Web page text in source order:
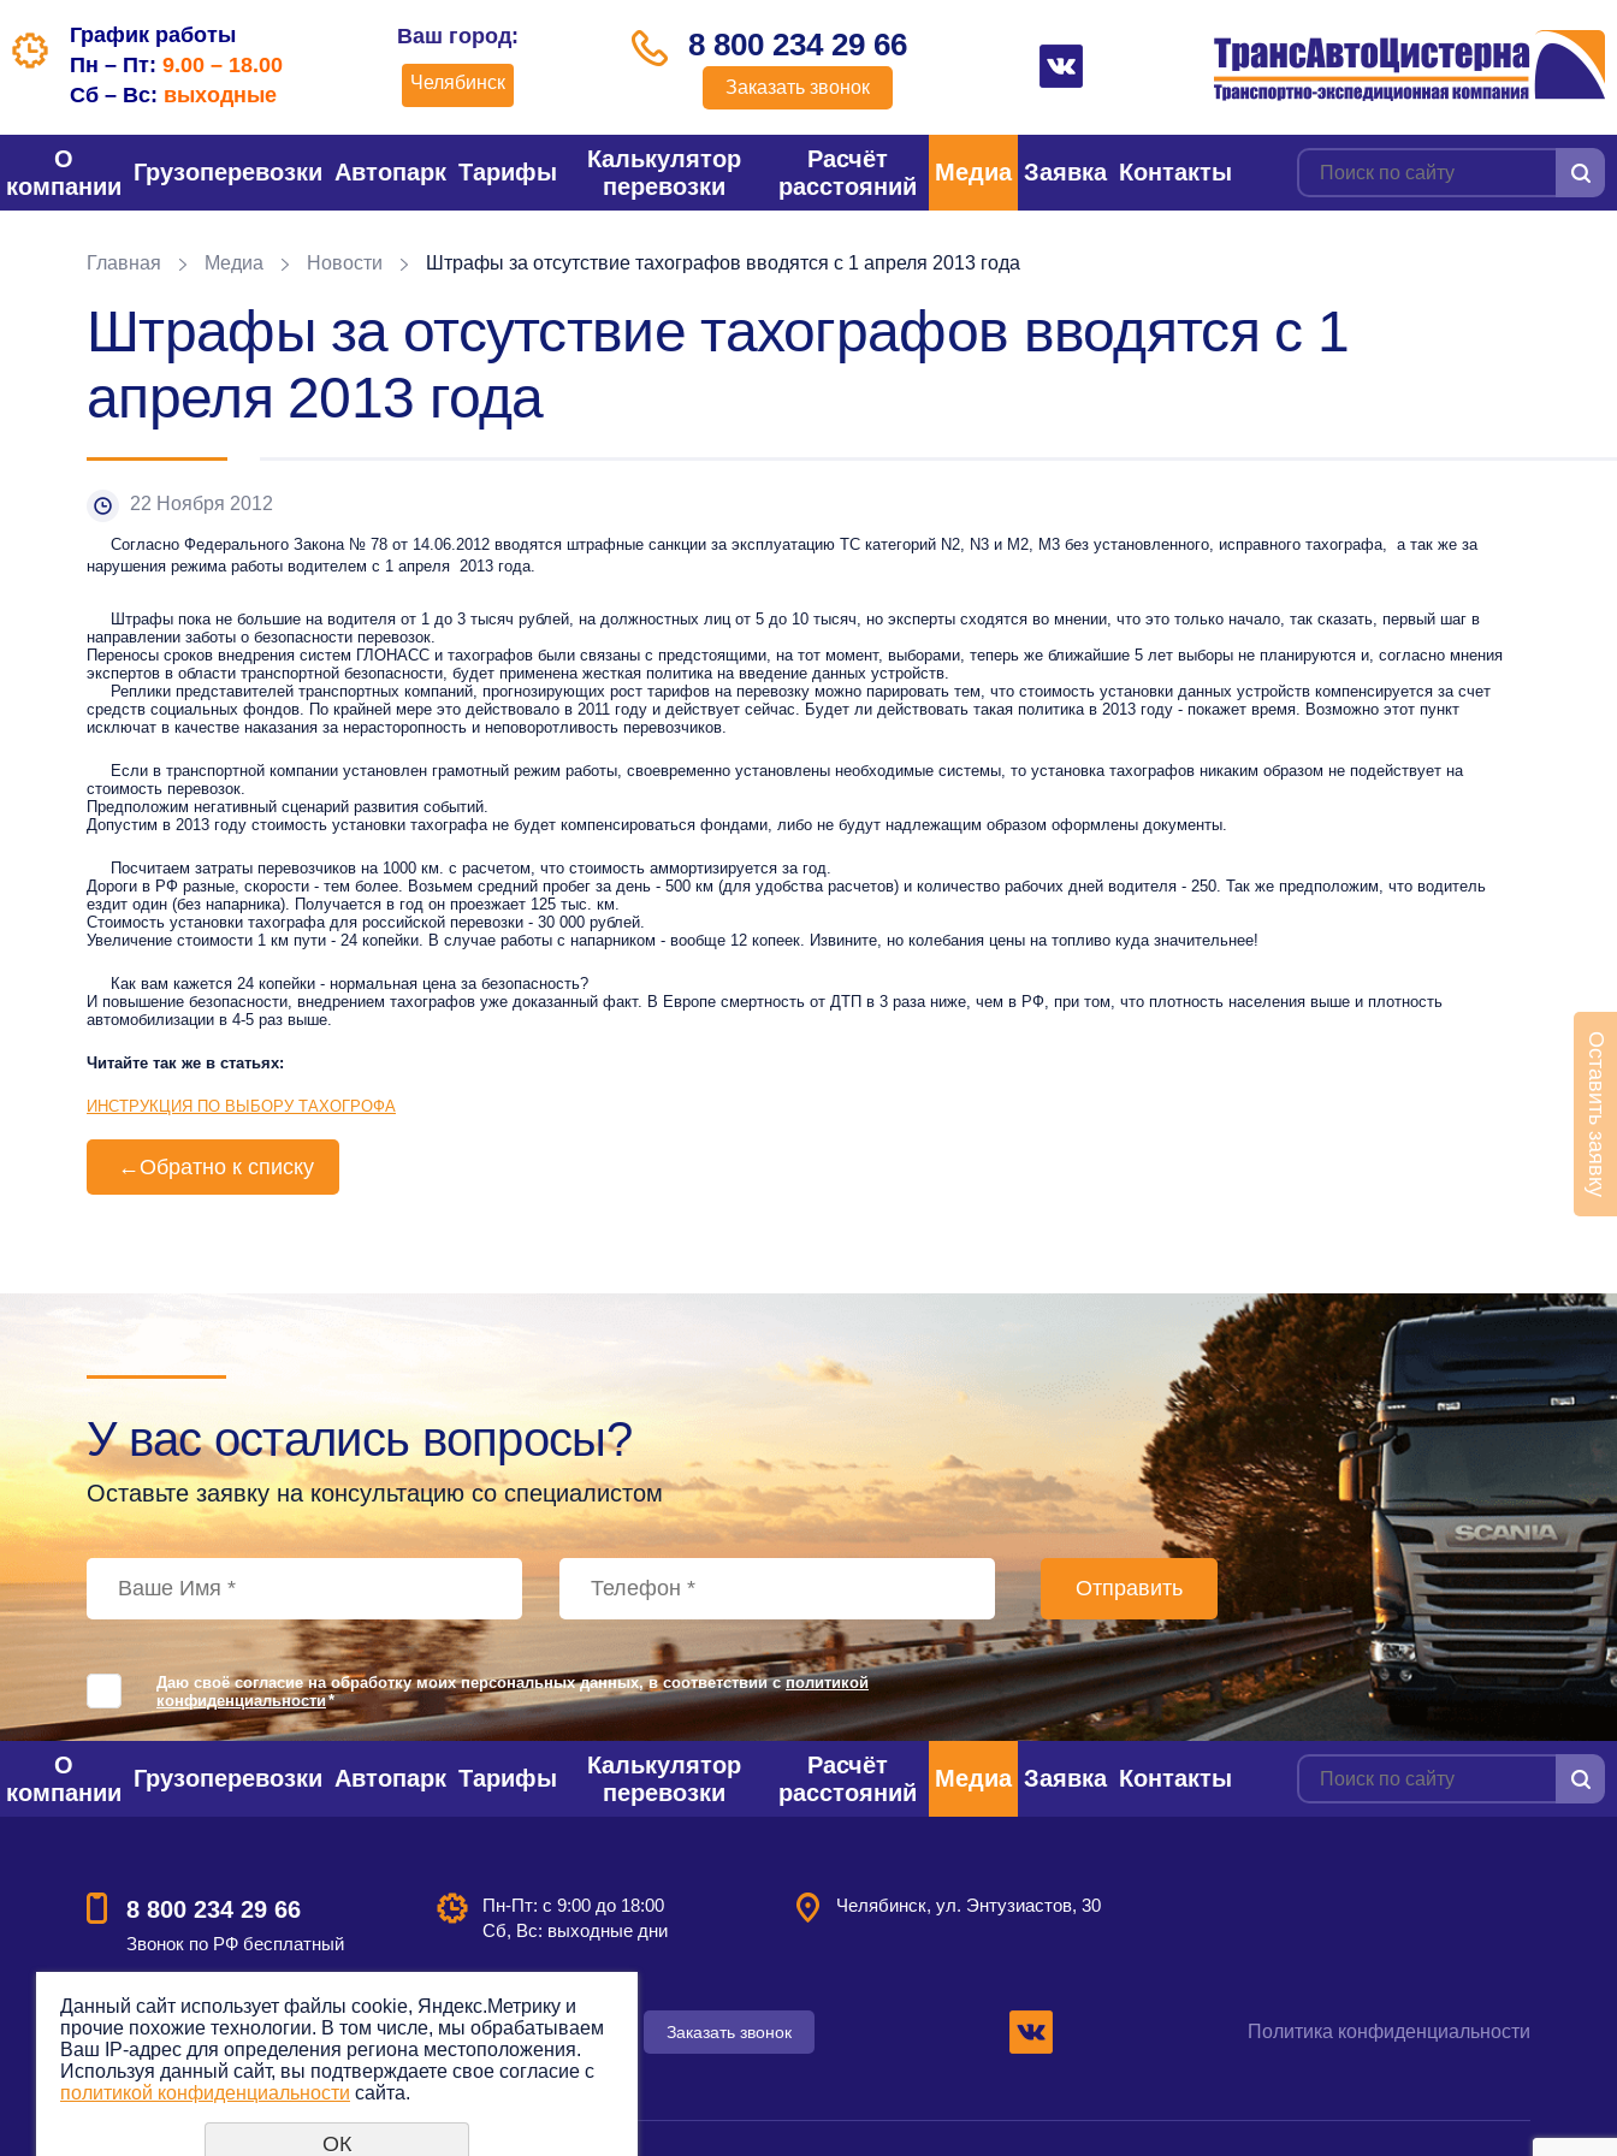
График работы
Пн – Пт: 9.00 – 18.00
Сб – Вс: выходные
Ваш город:
Челябинск
8 800 234 29 66
Заказать звонок
О
компании
Грузоперевозки Автопарк Тарифы
Калькулятор
перевозки
Расчёт
расстояний
Медиа Заявка Контакты
Главная Медиа Новости Штрафы за отсутствие тахографов вводятся с 1 апреля 2013 года
Штрафы за отсутствие тахографов вводятся с 1
апреля 2013 года
22 Ноября 2012
Согласно Федерального Закона № 78 от 14.06.2012 вводятся штрафные санкции за эксплуатацию ТС категорий N2, N3 и M2, M3 без установленного, исправного тахографа, а так же за
нарушения режима работы водителем с 1 апреля 2013 года.
Штрафы пока не большие на водителя от 1 до 3 тысяч рублей, на должностных лиц от 5 до 10 тысяч, но эксперты сходятся во мнении, что это только начало, так сказать, первый шаг в
направлении заботы о безопасности перевозок.
Переносы сроков внедрения систем ГЛОНАСС и тахографов были связаны с предстоящими, на тот момент, выборами, теперь же ближайшие 5 лет выборы не планируются и, согласно мнения
экспертов в области транспортной безопасности, будет применена жесткая политика на введение данных устройств.
Реплики представителей транспортных компаний, прогнозирующих рост тарифов на перевозку можно парировать тем, что стоимость установки данных устройств компенсируется за счет
средств социальных фондов. По крайней мере это действовало в 2011 году и действует сейчас. Будет ли действовать такая политика в 2013 году - покажет время. Возможно этот пункт
исключат в качестве наказания за нерасторопность и неповоротливость перевозчиков.
Если в транспортной компании установлен грамотный режим работы, своевременно установлены необходимые системы, то установка тахографов никаким образом не подействует на
стоимость перевозок.
Предположим негативный сценарий развития событий.
Допустим в 2013 году стоимость установки тахографа не будет компенсироваться фондами, либо не будут надлежащим образом оформлены документы.
Посчитаем затраты перевозчиков на 1000 км. с расчетом, что стоимость аммортизируется за год.
Дороги в РФ разные, скорости - тем более. Возьмем средний пробег за день - 500 км (для удобства расчетов) и количество рабочих дней водителя - 250. Так же предположим, что водитель
ездит один (без напарника). Получается в год он проезжает 125 тыс. км.
Стоимость установки тахографа для российской перевозки - 30 000 рублей.
Увеличение стоимости 1 км пути - 24 копейки. В случае работы с напарником - вообще 12 копеек. Извините, но колебания цены на топливо куда значительнее!
Как вам кажется 24 копейки - нормальная цена за безопасность?
И повышение безопасности, внедрением тахографов уже доказанный факт. В Европе смертность от ДТП в 3 раза ниже, чем в РФ, при том, что плотность населения выше и плотность
автомобилизации в 4-5 раз выше.
Читайте так же в статьях:
ИНСТРУКЦИЯ ПО ВЫБОРУ ТАХОГРОФА
← Обратно к списку
У вас остались вопросы?
Оставьте заявку на консультацию со специалистом
Даю своё согласие на обработку моих персональных данных, в соответствии сполитикой
конфиденциальности*
О
компании
Грузоперевозки Автопарк Тарифы
Калькулятор
перевозки
Расчёт
расстояний
Медиа Заявка Контакты
8 800 234 29 66
Звонок по РФ бесплатный
Пн-Пт: с 9:00 до 18:00
Сб, Вс: выходные дни
Челябинск, ул. Энтузиастов, 30
Смотреть на карте Оставить заявку Заказать звонок Политика конфиденциальности
Оставить заявку
Данный сайт использует файлы cookie, Яндекс.Метрику и
прочие похожие технологии. В том числе, мы обрабатываем
Ваш IP-адрес для определения региона местоположения.
Используя данный сайт, вы подтверждаете свое согласие с
политикой конфиденциальности сайта.
ОК